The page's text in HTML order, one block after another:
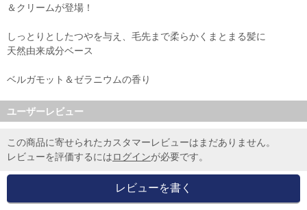
＆クリームが登場！
しっとりとしたつやを与え、毛先まで柔らかくまとまる髪に
天然由来成分ベース
ベルガモット＆ゼラニウムの香り
ユーザーレビュー
この商品に寄せられたカスタマーレビューはまだありません。
レビューを評価するにはログインが必要です。